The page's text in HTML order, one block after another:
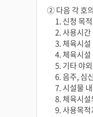
② 다음 각 호
1. 신청 목
2. 사용시
3. 체육시
4. 체육시
5. 기타 야
6. 음주, 심
7. 시설물
8. 체육시
9. 사용목